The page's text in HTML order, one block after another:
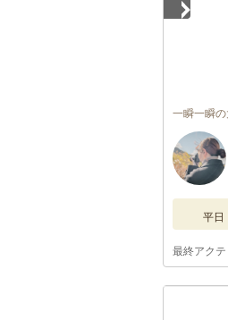
一瞬一瞬の
平日
最終アク